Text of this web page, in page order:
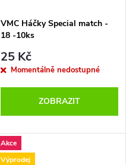
VMC Háčky Special match -
18 -10ks
25 Kč
Momentálně nedostupné
ZOBRAZIT
Akce
Výprodej